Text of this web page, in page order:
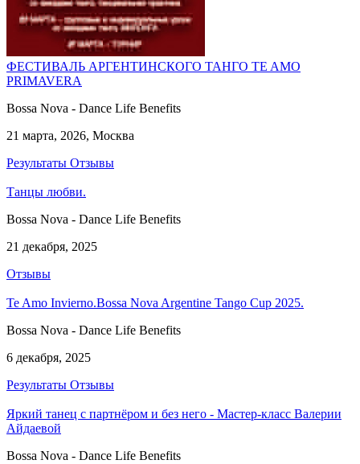
ФЕСТИВАЛЬ АРГЕНТИНСКОГО ТАНГО TE AMO
PRIMAVERA
Bossa Nova - Dance Life Benefits
21 марта, 2026, Москва
Результаты Отзывы
Танцы любви.
Bossa Nova - Dance Life Benefits
21 декабря, 2025
Отзывы
Te Amo Invierno.Bossa Nova Argentine Tango Cup 2025.
Bossa Nova - Dance Life Benefits
6 декабря, 2025
Результаты Отзывы
Яркий танец с партнёром и без него - Мастер-класс Валерии
Айдаевой
Bossa Nova - Dance Life Benefits